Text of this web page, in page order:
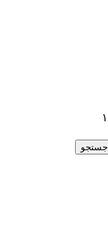
جستجو